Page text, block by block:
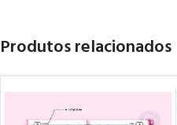
Produtos relacionados